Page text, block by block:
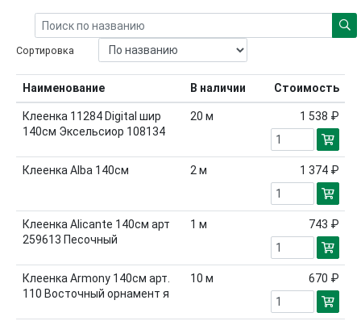
Сортировка
Наименование В наличии Стоимость
Клеенка 11284 Digital шир
140см Эксельсиор 108134
20 м 1 538 ₽
Клеенка Alba 140см 2м 1 374 ₽
Клеенка Alicante 140см арт
259613 Песочный
1 м 743 ₽
Клеенка Armony 140см арт.
110 Восточный орнамент я
10 м 670 ₽